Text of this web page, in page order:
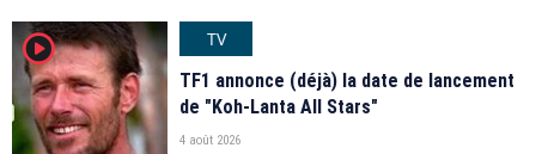
player2
TV
TF1 annonce (déjà) la date de lancement
de "Koh-Lanta All Stars"
4 août 2026